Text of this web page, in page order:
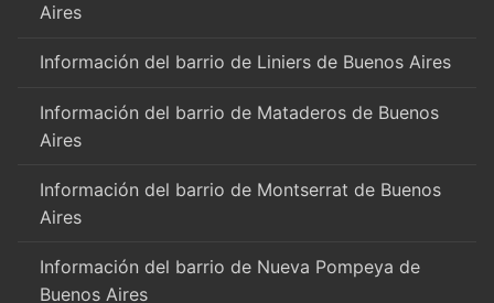
Aires
Información del barrio de Liniers de Buenos Aires
Información del barrio de Mataderos de Buenos
Aires
Información del barrio de Montserrat de Buenos
Aires
Información del barrio de Nueva Pompeya de
Buenos Aires